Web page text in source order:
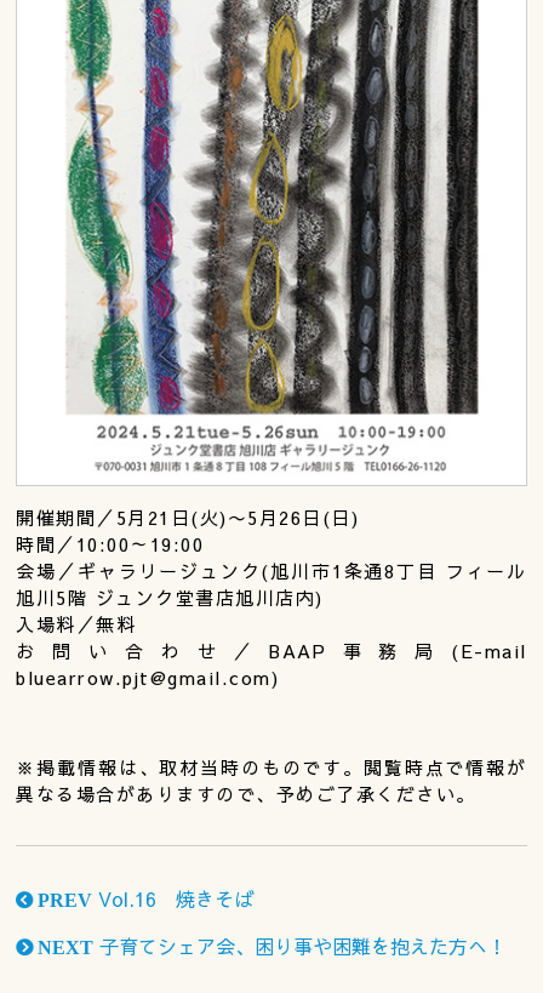
開催期間／5月21日(火)〜5月26日(日)
時間／10:00～19:00
会場／ギャラリージュンク(旭川市1条通8丁目 フィール
旭川5階 ジュンク堂書店旭川店内)
入場料／無料
お問い合わせ／BAAP事務局(E-mail
bluearrow.pjt@gmail.com)
※掲載情報は、取材当時のものです。閲覧時点で情報が
異なる場合がありますので、予めご了承ください。
PREV Vol.16 焼きそば
NEXT 子育てシェア会、困り事や困難を抱えた方へ！